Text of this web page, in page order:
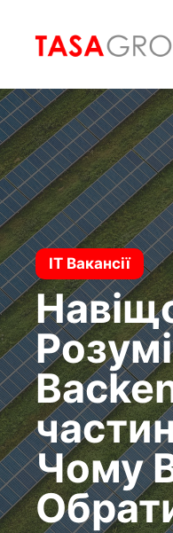
contenido
IT Вакансії
Чому